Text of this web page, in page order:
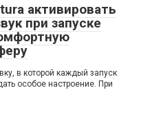
активировать
при запуске
в которой каждый запуск
особое настроение. При